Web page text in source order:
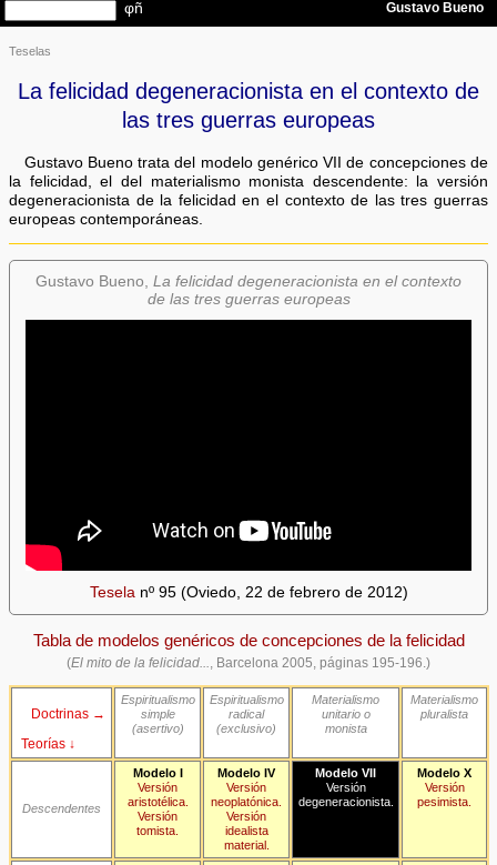
Teselas
La felicidad degeneracionista en el contexto de
las tres guerras europeas
Gustavo Bueno trata del modelo genérico VII de concepciones de
la felicidad, el del materialismo monista descendente: la versión
degeneracionista de la felicidad en el contexto de las tres guerras
europeas contemporáneas.
Gustavo Bueno, La felicidad degeneracionista en el contexto
de las tres guerras europeas
Tesela nº 95 (Oviedo, 22 de febrero de 2012)
Tabla de modelos genéricos de concepciones de la felicidad
(El mito de la felicidad..., Barcelona 2005, páginas 195-196.)
Doctrinas →
Teorías ↓
Espiritualismo
simple
(asertivo)
Espiritualismo
radical
(exclusivo)
Materialismo
unitario o
monista
Materialismo
pluralista
Descendentes
Modelo I
Versión
aristotélica.
Versión
tomista.
Modelo IV
Versión
neoplatónica.
Versión
idealista
material.
Modelo VII
Versión
degeneracionista.
Modelo X
Versión
pesimista.